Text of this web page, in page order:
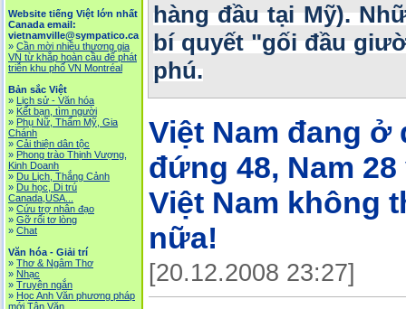
Website tiếng Việt lớn nhất
Canada email:
vietnamville@sympatico.ca
» Cần mời nhiều thương gia
VN từ khắp hoàn cầu để phát
triễn khu phố VN Montréal
Bản sắc Việt
» Lịch sử - Văn hóa
» Kết bạn, tìm người
» Phụ Nữ, Thẩm Mỹ, Gia
Chánh
» Cải thiện dân tộc
» Phong trào Thịnh Vượng,
Kinh Doanh
» Du Lịch, Thắng Cảnh
» Du học, Di trú
Canada,USA...
» Cứu trợ nhân đạo
» Gỡ rối tơ lòng
» Chat
Văn hóa - Giải trí
» Thơ & Ngâm Thơ
» Nhạc
» Truyện ngắn
» Học Anh Văn phương pháp
mới Tân Văn
hàng đầu tại Mỹ).
bí quyết "gối đầu
phú.
Việt Nam đang
đứng 48, Nam
Việt Nam không
nữa!
[20.12.2008 23:27]